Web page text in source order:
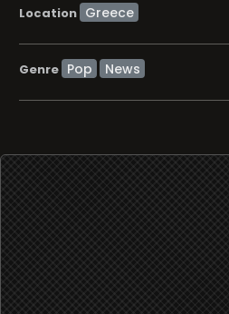
Location
Genre Pop News